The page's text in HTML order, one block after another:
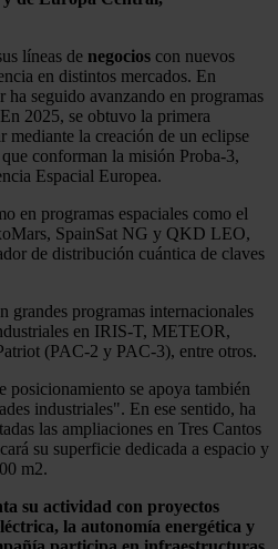
líneas de negocios con nuevos
en distintos mercados. En
ha seguido avanzando en programas
2025, se obtuvo la primera
mediante la creación de un eclipse
conforman la misión Proba-3,
Espacial Europea.
en programas espaciales como el
SpainSat NG y QKD LEO,
de distribución cuántica de claves
grandes programas internacionales
en IRIS-T, METEOR,
(PAC-2 y PAC-3), entre otros.
posicionamiento se apoya también
industriales". En ese sentido, ha
las ampliaciones en Tres Cantos
su superficie dedicada a espacio y
m2.
su actividad con proyectos
la autonomía energética y